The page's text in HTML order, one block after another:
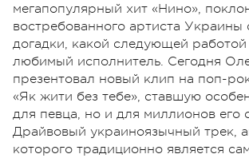
мегапопулярный хит «Нино»,
востребованного артиста Украины
догадки, какой следующей
любимый исполнитель. Сегодня
презентовал новый клип на поп-
«Як жити без тебе», ставшую
для певца, но и для миллионов его
Драйвовый украиноязычный трек,
которого традиционно является